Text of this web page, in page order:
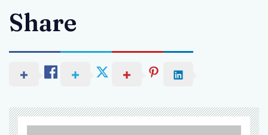
Share